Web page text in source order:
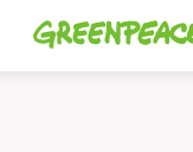
Greenpeace